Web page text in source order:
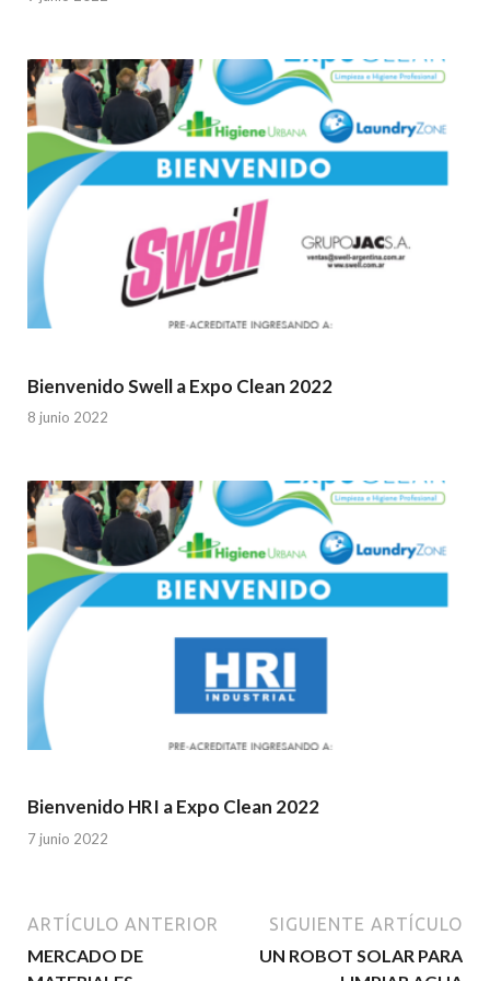
Bienvenido Swell a Expo Clean 2022
8 junio 2022
Bienvenido HRI a Expo Clean 2022
7 junio 2022
ARTÍCULO ANTERIOR
MERCADO DE
SIGUIENTE ARTÍCULO
UN ROBOT SOLAR PARA